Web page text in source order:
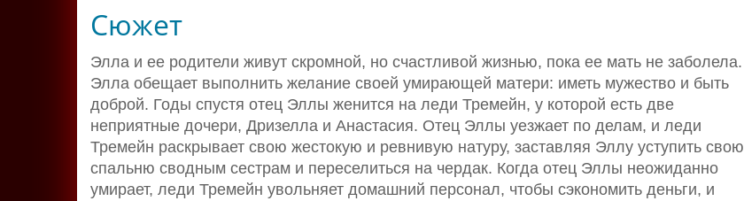
Сюжет
Элла и ее родители живут скромной, но счастливой жизнью, пока ее мать не заболела.
Элла обещает выполнить желание своей умирающей матери: иметь мужество и быть
доброй. Годы спустя отец Эллы женится на леди Тремейн, у которой есть две
неприятные дочери, Дризелла и Анастасия. Отец Эллы уезжает по делам, и леди
Тремейн раскрывает свою жестокую и ревнивую натуру, заставляя Эллу уступить свою
спальню сводным сестрам и переселиться на чердак. Когда отец Эллы неожиданно
умирает, леди Тремейн увольняет домашний персонал, чтобы сэкономить деньги, и